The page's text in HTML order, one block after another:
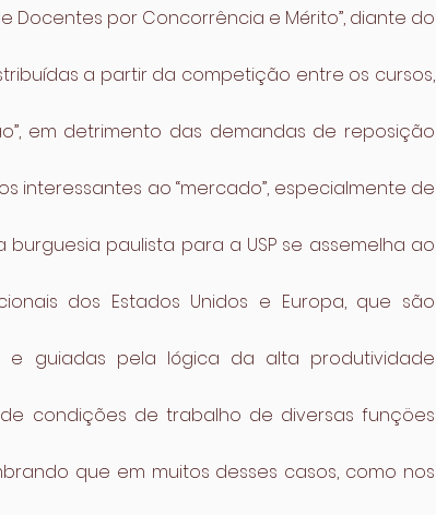
Docentes por Concorrência e Mérito”, diante do
a partir da competição entre os cursos,
em detrimento das demandas de reposição
interessantes ao “mercado”, especialmente de
paulista para a USP se assemelha ao
dos Estados Unidos e Europa, que são
e guiadas pela lógica da alta produtividade
condições de trabalho de diversas funçöes
que em muitos desses casos, como nos